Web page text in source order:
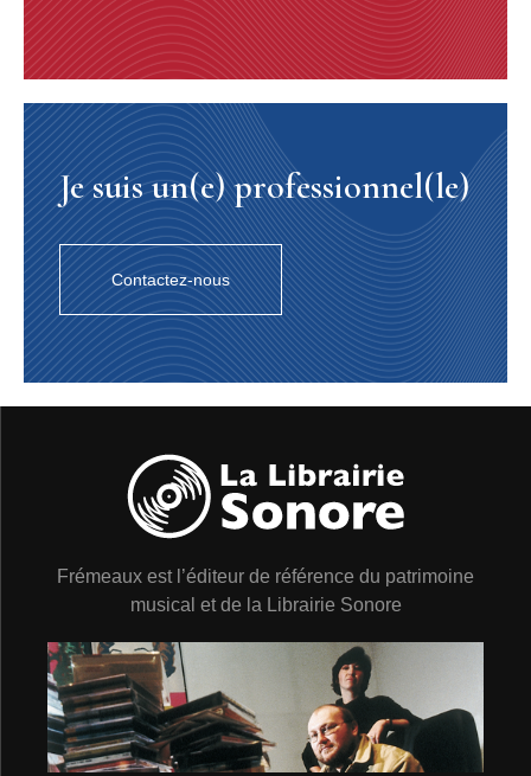
Je suis un(e) professionnel(le)
Contactez-nous
Frémeaux est l’éditeur de référence du patrimoine
musical et de la Librairie Sonore